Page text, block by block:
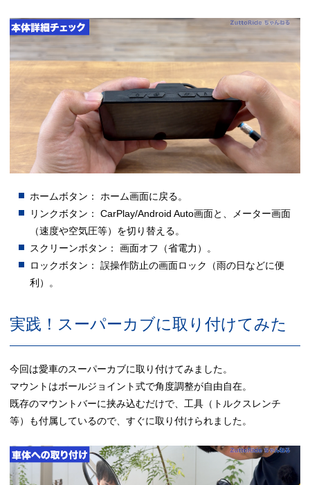
ホームボタン： ホーム画面に戻る。
リンクボタン： CarPlay/Android Auto画面と、メーター画面
（速度や空気圧等）を切り替える。
スクリーンボタン： 画面オフ（省電力）。
ロックボタン： 誤操作防止の画面ロック（雨の日などに便
利）。
実践！スーパーカブに取り付けてみた
今回は愛車のスーパーカブに取り付けてみました。
マウントはボールジョイント式で角度調整が自由自在。
既存のマウントバーに挟み込むだけで、工具（トルクスレンチ
等）も付属しているので、すぐに取り付けられました。